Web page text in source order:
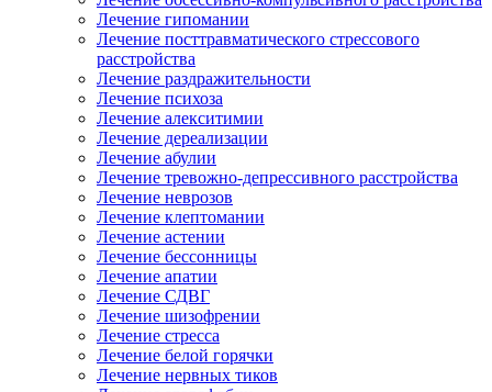
Лечение гипомании
Лечение посттравматического стрессового
расстройства
Лечение раздражительности
Лечение психоза
Лечение алекситимии
Лечение дереализации
Лечение абулии
Лечение тревожно-депрессивного расстройства
Лечение неврозов
Лечение клептомании
Лечение астении
Лечение бессонницы
Лечение апатии
Лечение СДВГ
Лечение шизофрении
Лечение стресса
Лечение белой горячки
Лечение нервных тиков